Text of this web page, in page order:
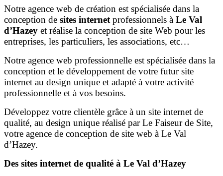
Notre agence web de création est spécialisée dans la
conception de sites internet professionnels à Le Val
d’Hazey et réalise la conception de site Web pour les
entreprises, les particuliers, les associations, etc…
Notre agence web professionnelle est spécialisée dans la
conception et le développement de votre futur site
internet au design unique et adapté à votre activité
professionnelle et à vos besoins.
Développez votre clientèle grâce à un site internet de
qualité, au design unique réalisé par Le Faiseur de Site,
votre agence de conception de site web à Le Val
d’Hazey.
Des sites internet de qualité à Le Val d’Hazey